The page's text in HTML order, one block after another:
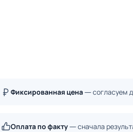
Фиксированная цена— согласуем
Оплата по факту— сначала